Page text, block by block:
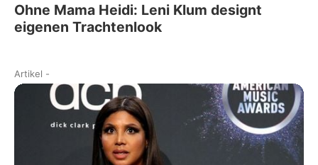
Ohne Mama Heidi: Leni Klum designt
eigenen Trachtenlook
Artikel -